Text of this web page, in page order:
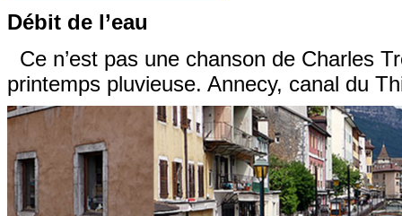
Débit de l’eau
Ce n’est pas une chanson de Charles
printemps pluvieuse. Annecy, canal du